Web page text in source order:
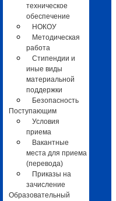
техническое
обеспечение
НОКОУ
Методическая
работа
Стипендии и
иные виды
материальной
поддержки
Безопасность
Поступающим
Условия
приема
Вакантные
места для приема
(перевода)
Приказы на
зачисление
Образовательный